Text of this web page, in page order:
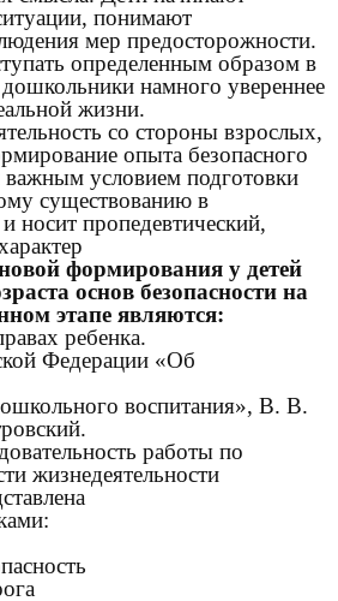
понимают
мер предосторожности.
определенным образом в
намного увереннее
жизни.
со стороны взрослых,
опыта безопасного
важным условием подготовки
существованию в
носит пропедевтический,
формирования у детей
основ безопасности на
этапе являются:
ребенка.
Федерации «Об
воспитания», В. В.
работы по
жизнедеятельности